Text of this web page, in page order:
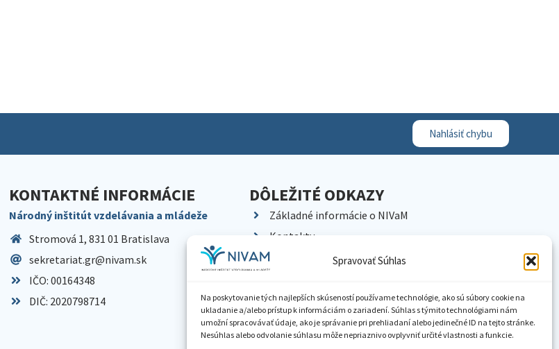
Spravovať Súhlas
Na poskytovanie tých najlepších skúseností používame technológie, ako sú súbory cookie na
ukladanie a/alebo prístup k informáciám o zariadení. Súhlas s týmito technológiami nám
umožní spracovávať údaje, ako je správanie pri prehliadaní alebo jedinečné ID na tejto stránke.
Nesúhlas alebo odvolanie súhlasu môže nepriaznivo ovplyvniť určité vlastnosti a funkcie.
Nahlásiť chybu
KONTAKTNÉ INFORMÁCIE
Národný inštitút vzdelávania a mládeže
Stromová 1, 831 01 Bratislava
sekretariat.gr@nivam.sk
IČO: 00164348
DIČ: 2020798714
DÔLEŽITÉ ODKAZY
Základné informácie o NIVaM
Kontakty
Kariéra
Pracoviská NIVaM
Dokumenty inštitúcie
Knižnica